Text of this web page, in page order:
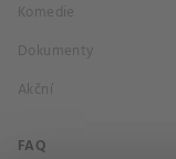
Komedie
Dokumenty
Akční
FAQ